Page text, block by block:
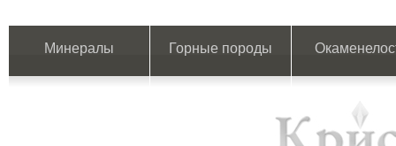
Минералы Горные породы